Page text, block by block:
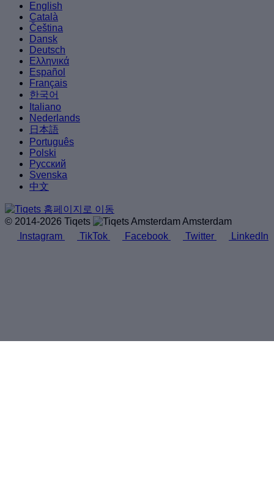
English
Català
Čeština
Dansk
Deutsch
Ελληνικά
Español
Français
한국어
Italiano
Nederlands
日本語
Português
Polski
Русский
Svenska
中文
© 2014-2026 Tiqets
Amsterdam
Instagram
TikTok Facebook Twitter LinkedIn